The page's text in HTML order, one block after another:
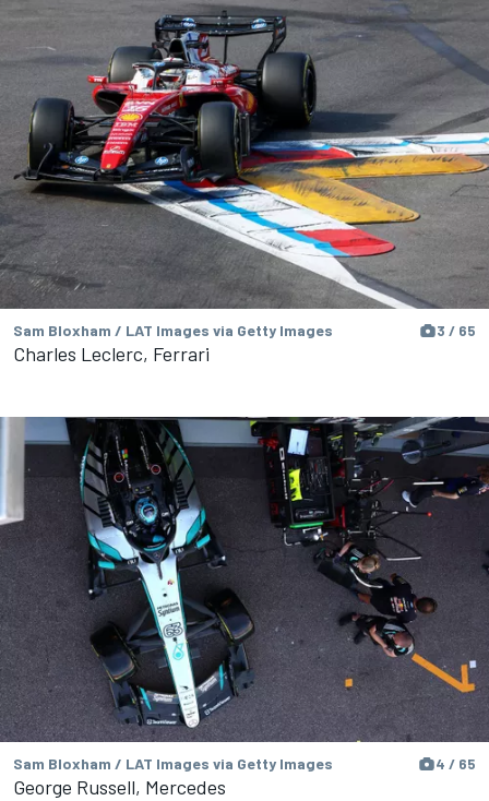
Sam Bloxham / LAT Images via Getty Images 3 / 65
Charles Leclerc, Ferrari
Sam Bloxham / LAT Images via Getty Images 4 / 65
George Russell, Mercedes